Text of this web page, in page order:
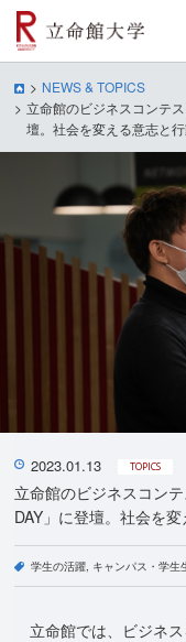
NEWS & TOPICS
立命館のビジネスコンテ
壇。社会を変える意志と
2023.01.13 TOPICS
立命館のビジネスコン
DAY」に登壇。社会を
学生の活躍 キャンパス・学生
立命館では、ビジネ